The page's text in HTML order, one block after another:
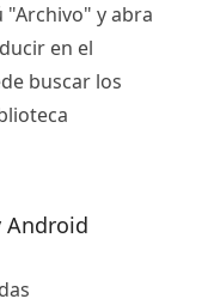
"Archivo" y abra
en el
buscar los
Android